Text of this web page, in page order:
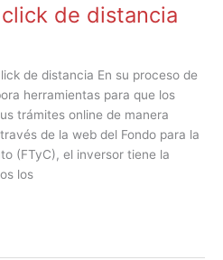
de distancia
de distancia En su proceso de
herramientas para que los
trámites online de manera
de la web del Fondo para la
(FTyC), el inversor tiene la
los